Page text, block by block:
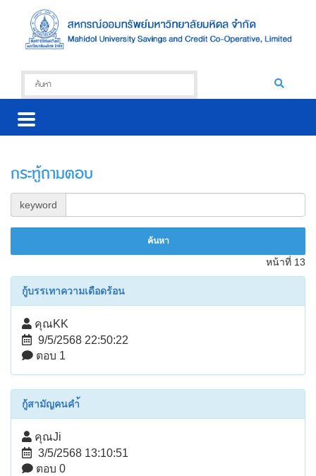
กระทู้ถามตอบ
keyword
หน้าที่ 13
กู้บรรเทาความเดือดร้อน
คุณKK
9/5/2568 22:50:22
ตอบ 1
กู้สามัญคนคำ้
คุณJi
3/5/2568 13:10:51
ตอบ 0